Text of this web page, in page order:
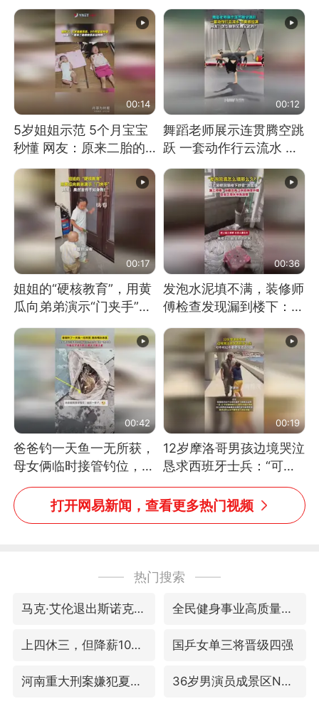
00:14
5岁姐姐示范 5个月宝宝
秒懂 网友：原来二胎的
快乐长这样
00:12
舞蹈老师展示连贯腾空跳
跃 一套动作行云流水 节
奏感拉满 网友：怎么做
到又舞又武的？
00:17
姐姐的“硬核教育”，用黄
瓜向弟弟演示“门夹手”，
网友：果然言传不如身
教！
00:36
发泡水泥填不满，装修师
傅检查发现漏到楼下：出
风口未延伸到外墙
00:42
爸爸钓一天鱼一无所获，
母女俩临时接管钓位，用
玩具鱼竿钓上大鱼
00:19
12岁摩洛哥男孩边境哭泣
恳求西班牙士兵：“可不
可以不要把我遣返回国”
打开网易新闻，查看更多热门视频
热门搜索
马克·艾伦退出斯诺克中国公开赛 全民健身事业高质量发展
上四休三，但降薪1000元，你接受吗？ 国乒女单三将晋级四强
河南重大刑案嫌犯夏某钢落网 36岁男演员成景区NPC后人气爆棚